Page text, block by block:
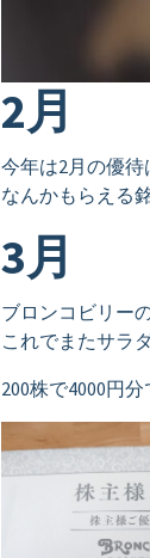
2月
今年は2月の優待
なんかもらえる
3月
ブロンコビリー
これでまたサラ
200株で4000円